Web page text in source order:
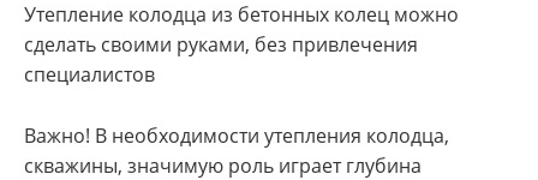
Утепление колодца из бетонных колец можно
сделать своими руками, без привлечения
специалистов
Важно! В необходимости утепления колодца,
скважины, значимую роль играет глубина